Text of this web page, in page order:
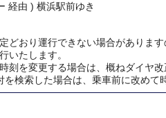
経由 ) 横浜駅前ゆき
おり運行できない場合があります
たします。
刻を変更する場合は、概ねダイヤ
検索した場合は、乗車前に改めて